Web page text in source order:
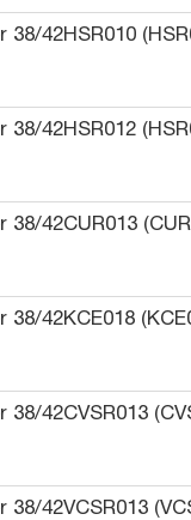
42HSR010
42HSR012
42CUR013
42KCE018
42CVSR013
42VCSR013